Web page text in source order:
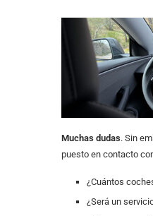
Muchas dudas. Sin
puesto en contacto
¿Cuántos
¿Será un